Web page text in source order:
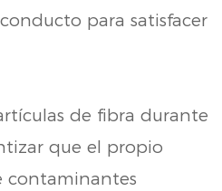
para satisfacer
de fibra durante
que el propio
contaminantes